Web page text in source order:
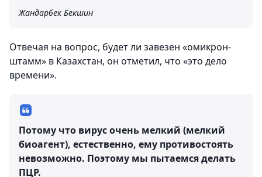
Жандарбек Бекшин
Отвечая на вопрос, будет ли завезен «омикрон-
штамм» в Казахстан, он отметил, что «это дело
времени».
Потому что вирус очень мелкий (мелкий
биоагент), естественно, ему противостоять
невозможно. Поэтому мы пытаемся делать
ПЦР.